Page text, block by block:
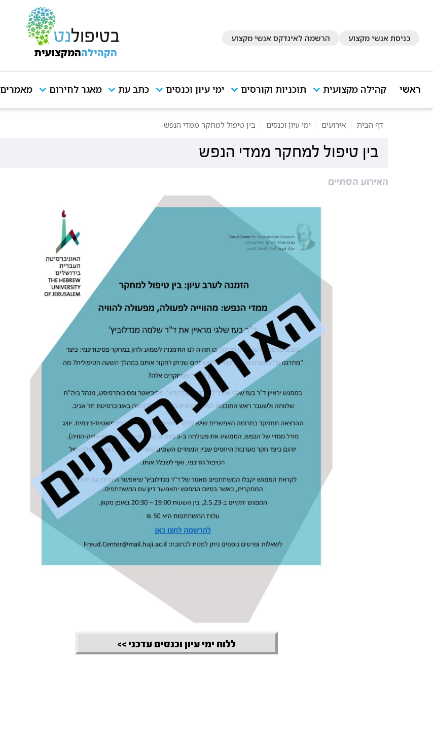
כניסת אנשי מקצוע הרשמה לאינדקס אנשי מקצוע
הקהילההמקצועית
ראשי קהילה מקצועית תוכניות וקורסים ימי עיון וכנסים כתב עת מאגר לחירום מאמרים
דף הבית אירועים ימי עיון וכנסים בין טיפול למחקר ממדי הנפש
בין טיפול למחקר ממדי הנפש
האירוע הסתיים
ללוח ימי עיון וכנסים עדכני >>